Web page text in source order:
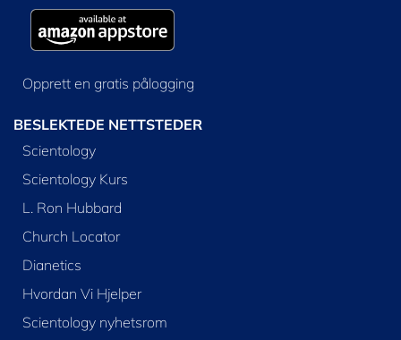
Opprett en gratis pålogging
BESLEKTEDE NETTSTEDER
Scientology
Scientology Kurs
L. Ron Hubbard
Church Locator
Dianetics
Hvordan Vi Hjelper
Scientology nyhetsrom